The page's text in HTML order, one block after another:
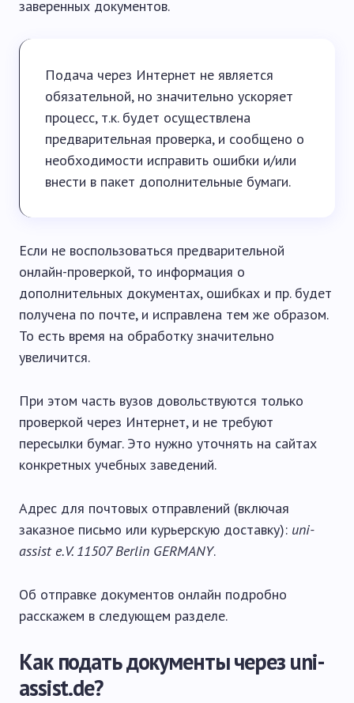
заверенных документов.
Подача через Интернет не является
обязательной, но значительно ускоряет
процесс, т.к. будет осуществлена
предварительная проверка, и сообщено о
необходимости исправить ошибки и/или
внести в пакет дополнительные бумаги.
Если не воспользоваться предварительной
онлайн-проверкой, то информация о
дополнительных документах, ошибках и пр. будет
получена по почте, и исправлена тем же образом.
То есть время на обработку значительно
увеличится.
При этом часть вузов довольствуются только
проверкой через Интернет, и не требуют
пересылки бумаг. Это нужно уточнять на сайтах
конкретных учебных заведений.
Адрес для почтовых отправлений (включая
заказное письмо или курьерскую доставку): uni-
assist e.V. 11507 Berlin GERMANY.
Об отправке документов онлайн подробно
расскажем в следующем разделе.
Как подать документы через uni-
assist.de?